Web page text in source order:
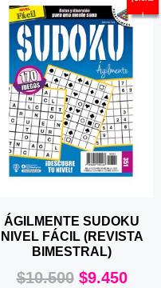
!
ÁGILMENTE SUDOKU
NIVEL FÁCIL (REVISTA
BIMESTRAL)
$10.500 $9.450